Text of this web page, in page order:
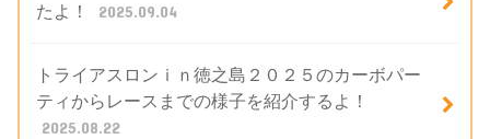
たよ！
2025.09.04
トライアスロンｉｎ徳之島２０２５のカーボパー
ティからレースまでの様子を紹介するよ！
2025.08.22